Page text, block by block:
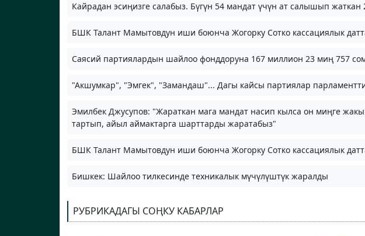
Кайрадан эсиңизге салабыз. Бүгүн 54 мандат үчүн ат салышып
БШК Талант Мамытовдун иши боюнча Жогорку Сотко кассациялык
Саясий партиялардын шайлоо фонддоруна 167 миллион 23 миң 757
"Акшумкар", "Эмгек", "Замандаш"... Дагы кайсы партиялар
Эмилбек Джусупов: "Жараткан мага мандат насип кылса он миңге
тартып, айыл аймактарга шарттарды жаратабыз"
БШК Талант Мамытовдун иши боюнча Жогорку Сотко кассациялык
Бишкек: Шайлоо тилкесинде техникалык мүчүлүштүк жаралды
РУБРИКАДАГЫ СОҢКУ КАБАРЛАР